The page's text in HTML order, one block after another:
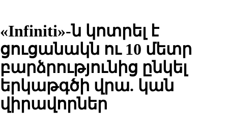
«Infiniti»-ն կոտրել է
ցուցանակն ու 10 մետր
բարձրությունից ընկել
երկաթգծի վրա. կան
վիրավորներ